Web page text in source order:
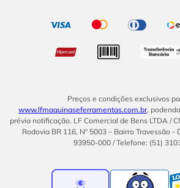
Preços e condições exclusivos
www.lfmaquinaseferramentas.com.br,
prévia notificação. LF Comercial de Bens LTDA /
Rodovia BR 116, Nº 5003 – Bairro Travessão -
93950-000 / Telefone: (51)